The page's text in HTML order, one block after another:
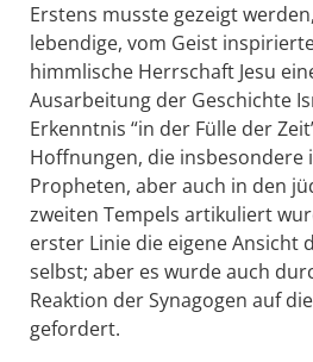
Erstens musste gezeigt
lebendige, vom Geist
himmlische Herrschaft Jesu
Ausarbeitung der Geschichte
Erkenntnis “in der Fülle der
Hoffnungen, die insbesondere
Propheten, aber auch in den
zweiten Tempels artikuliert
erster Linie die eigene Ansicht
selbst; aber es wurde auch
Reaktion der Synagogen auf
gefordert.